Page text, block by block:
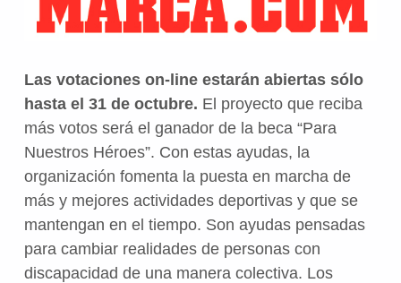
Las votaciones on-line estarán abiertas sólo
hasta el 31 de octubre. El proyecto que reciba
más votos será el ganador de la beca “Para
Nuestros Héroes”. Con estas ayudas, la
organización fomenta la puesta en marcha de
más y mejores actividades deportivas y que se
mantengan en el tiempo. Son ayudas pensadas
para cambiar realidades de personas con
discapacidad de una manera colectiva. Los